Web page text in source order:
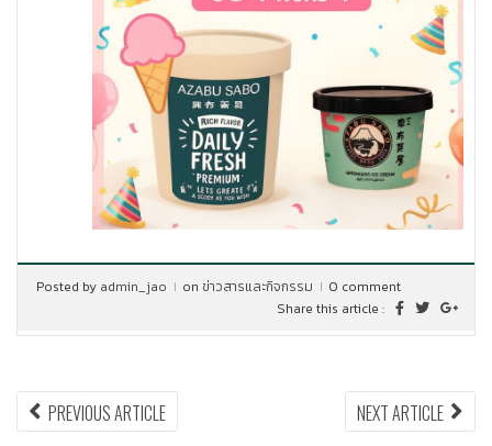
Posted by admin_jao on ข่าวสารและกิจกรรม
0 comment
Share this article :
แนะแนว
PREVIOUS ARTICLEPREVIOUS
ARTICLE:
NEXT ARTICLE